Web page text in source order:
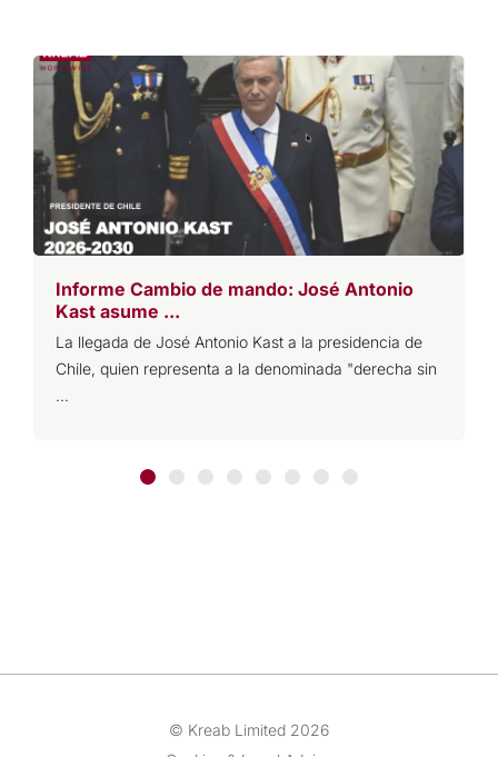
Informe Cambio de mando: José Antonio
Kast asume ...
La llegada de José Antonio Kast a la presidencia de
Chile, quien representa a la denominada "derecha sin
...
© Kreab Limited 2026